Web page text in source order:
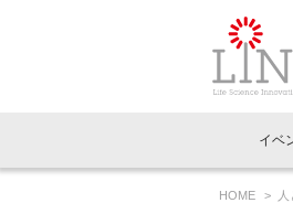
イベント
イベ
HOME